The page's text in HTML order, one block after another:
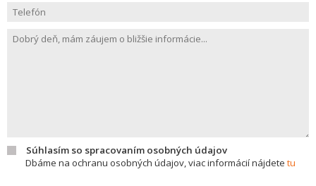
Súhlasím so spracovaním osobných údajov
Dbáme na ochranu osobných údajov, viac informácií nájdete tu